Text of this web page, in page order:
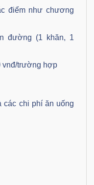
điểm như chương
đường (1 khăn, 1
vnđ/trường hợp
chi phí ăn uống